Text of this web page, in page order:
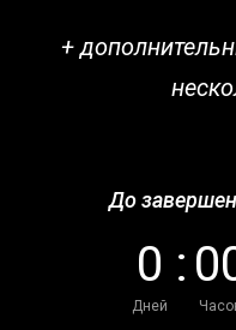
+
До
0
Дней
: 0